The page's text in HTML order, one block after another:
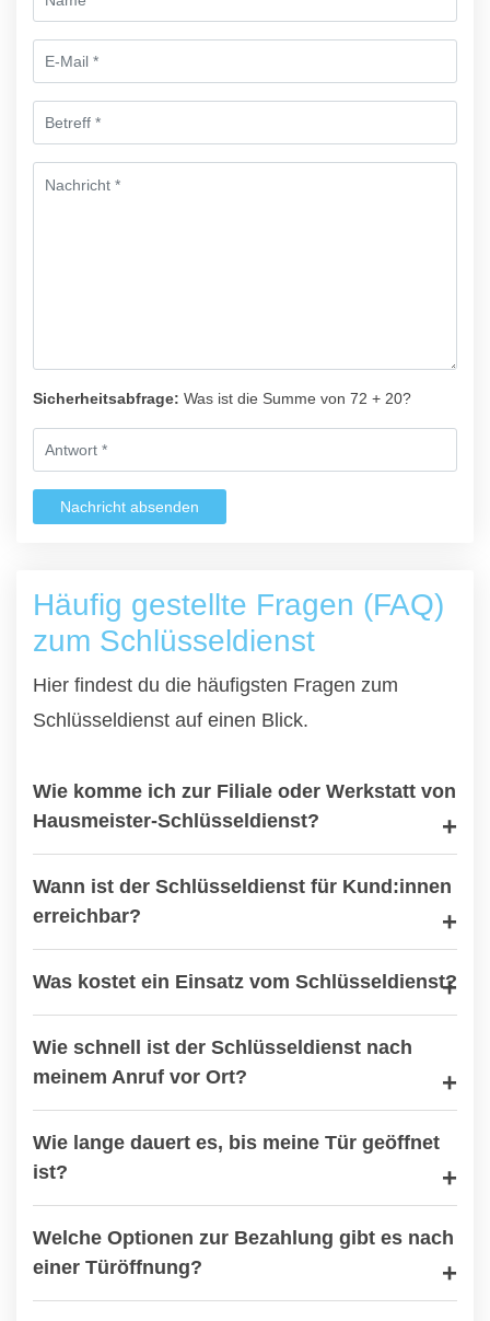
Sicherheitsabfrage: Was ist die Summe von 72 + 20?
Nachricht absenden
Häufig gestellte Fragen (FAQ)
zum Schlüsseldienst
Hier findest du die häufigsten Fragen zum
Schlüsseldienst auf einen Blick.
Wie komme ich zur Filiale oder Werkstatt von
Hausmeister-Schlüsseldienst?
Wann ist der Schlüsseldienst für Kund:innen
erreichbar?
Was kostet ein Einsatz vom Schlüsseldienst?
Wie schnell ist der Schlüsseldienst nach
meinem Anruf vor Ort?
Wie lange dauert es, bis meine Tür geöffnet
ist?
Welche Optionen zur Bezahlung gibt es nach
einer Türöffnung?